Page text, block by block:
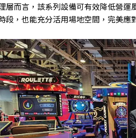
層而言，該系列設備可有效降低營
段，也能充分活用場地空間，完美